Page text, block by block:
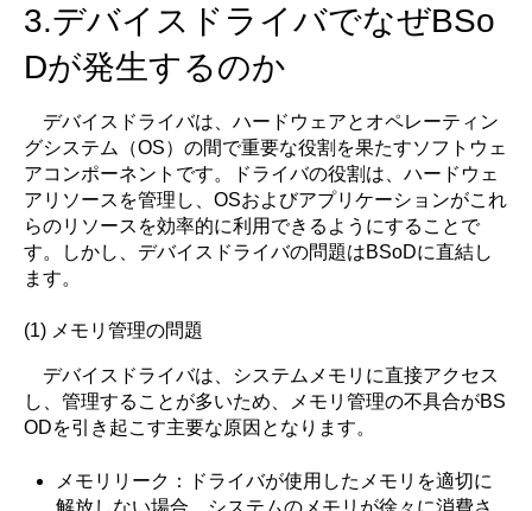
3.デバイスドライバでなぜBSo
Dが発生するのか
デバイスドライバは、ハードウェアとオペレーティン
グシステム（OS）の間で重要な役割を果たすソフトウェ
アコンポーネントです。ドライバの役割は、ハードウェ
アリソースを管理し、OSおよびアプリケーションがこれ
らのリソースを効率的に利用できるようにすることで
す。しかし、デバイスドライバの問題はBSoDに直結し
ます。
(1) メモリ管理の問題
デバイスドライバは、システムメモリに直接アクセス
し、管理することが多いため、メモリ管理の不具合がBS
ODを引き起こす主要な原因となります。
メモリリーク：ドライバが使用したメモリを適切に
解放しない場合、システムのメモリが徐々に消費さ